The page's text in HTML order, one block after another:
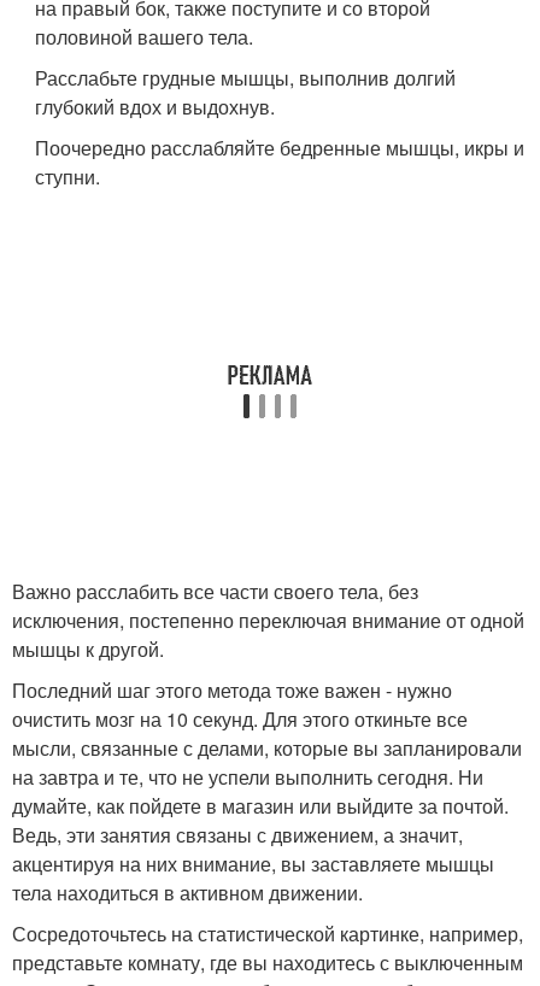
на правый бок, также поступите и со второй
половиной вашего тела.
Расслабьте грудные мышцы, выполнив долгий
глубокий вдох и выдохнув.
Поочередно расслабляйте бедренные мышцы, икры и
ступни.
Важно расслабить все части своего тела, без
исключения, постепенно переключая внимание от одной
мышцы к другой.
Последний шаг этого метода тоже важен - нужно
очистить мозг на 10 секунд. Для этого откиньте все
мысли, связанные с делами, которые вы запланировали
на завтра и те, что не успели выполнить сегодня. Ни
думайте, как пойдете в магазин или выйдите за почтой.
Ведь, эти занятия связаны с движением, а значит,
акцентируя на них внимание, вы заставляете мышцы
тела находиться в активном движении.
Сосредоточьтесь на статистической картинке, например,
представьте комнату, где вы находитесь с выключенным